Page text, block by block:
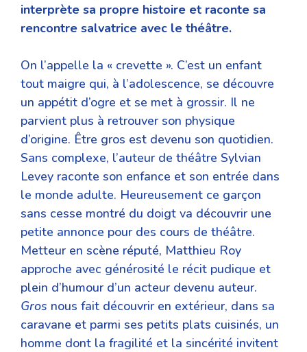
interprète sa propre histoire et raconte sa
rencontre salvatrice avec le théâtre.
On l’appelle la « crevette ». C’est un enfant
tout maigre qui, à l’adolescence, se découvre
un appétit d’ogre et se met à grossir. Il ne
parvient plus à retrouver son physique
d’origine. Être gros est devenu son quotidien.
Sans complexe, l’auteur de théâtre Sylvian
Levey raconte son enfance et son entrée dans
le monde adulte. Heureusement ce garçon
sans cesse montré du doigt va découvrir une
petite annonce pour des cours de théâtre.
Metteur en scène réputé, Matthieu Roy
approche avec générosité le récit pudique et
plein d’humour d’un acteur devenu auteur.
Gros nous fait découvrir en extérieur, dans sa
caravane et parmi ses petits plats cuisinés, un
homme dont la fragilité et la sincérité invitent